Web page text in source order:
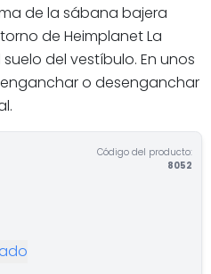
de la sábana bajera
de Heimplanet La
del vestíbulo. En unos
o desenganchar
Código del producto:
8052